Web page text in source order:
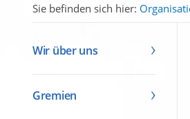
Sie befinden sich hier:
Wir über uns
Gremien